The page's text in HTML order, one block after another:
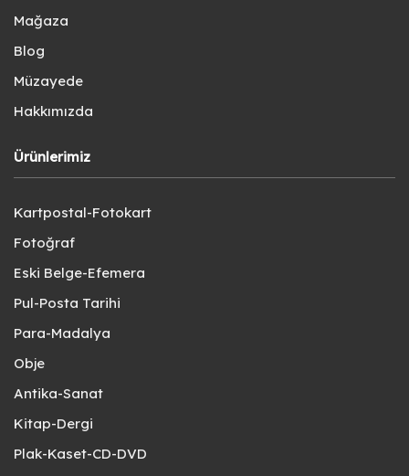
Mağaza
Blog
Müzayede
Hakkımızda
Ürünlerimiz
Kartpostal-Fotokart
Fotoğraf
Eski Belge-Efemera
Pul-Posta Tarihi
Para-Madalya
Obje
Antika-Sanat
Kitap-Dergi
Plak-Kaset-CD-DVD